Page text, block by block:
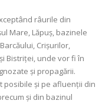
râurile din
Mare, Lăpuș, bazinele
Crișurilor,
Bistriței, unde vor fi în
și propagării.
posibile și pe afluenții din
și din bazinul